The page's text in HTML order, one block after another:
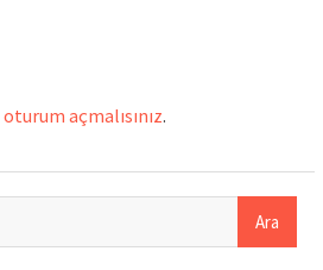
oturum açmalısınız.